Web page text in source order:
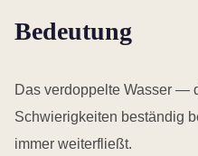
Bedeutung
Das verdoppelte Wasser —
Schwierigkeiten beständig
immer weiterfließt.